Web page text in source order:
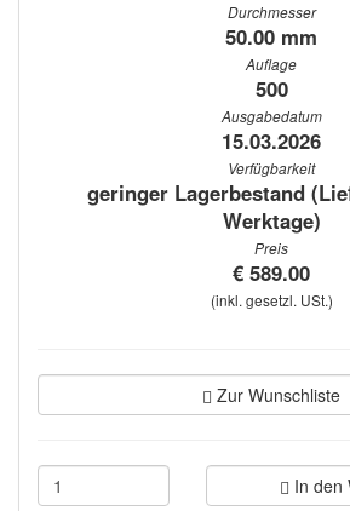
Durchmesser
50.00 mm
Auflage
500
Ausgabedatum
15.03.2026
Verfügbarkeit
geringer Lagerbestand
Werktage)
Preis
€ 589.00
(inkl. gesetzl. USt.)
Zur Wunschliste
In den